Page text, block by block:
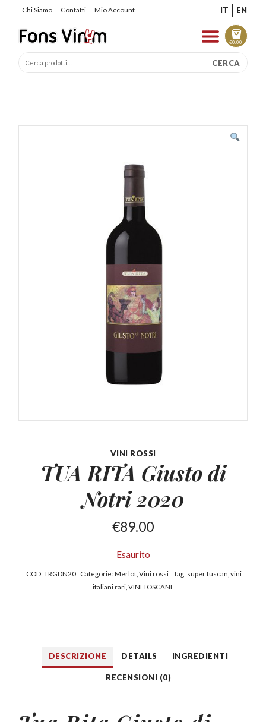
Chi Siamo Contatti Mio Account IT EN
€0.00
CERCA
VINI ROSSI
TUA RITA Giustodi
Notri 2020
€89.00
Esaurito
COD: TRGDN20 Categorie:Merlot ,Vini rossi Tag: super tuscan vini
italiani rari, VINI TOSCANI
DESCRIZIONE DETAILS INGREDIENTI
RECENSIONI (0)